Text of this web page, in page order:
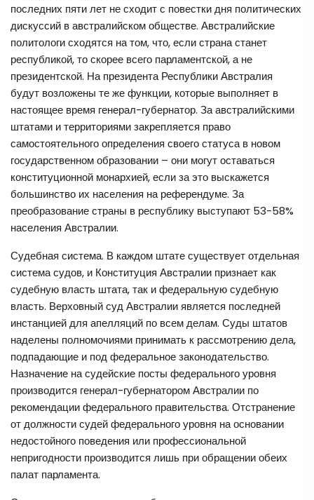
последних пяти лет не сходит с повестки дня политических
дискуссий в австралийском обществе. Австралийские
политологи сходятся на том, что, если страна станет
республикой, то скорее всего парламентской, а не
президентской. На президента Республики Австралия
будут возложены те же функции, которые выполняет в
настоящее время генерал-губернатор. За австралийскими
штатами и территориями закрепляется право
самостоятельного определения своего статуса в новом
государственном образовании – они могут оставаться
конституционной монархией, если за это выскажется
большинство их населения на референдуме. За
преобразование страны в республику выступают 53-58%
населения Австралии.
Судебная система. В каждом штате существует отдельная
система судов, и Конституция Австралии признает как
судебную власть штата, так и федеральную судебную
власть. Верховный суд Австралии является последней
инстанцией для апелляций по всем делам. Суды штатов
наделены полномочиями принимать к рассмотрению дела,
подпадающие и под федеральное законодательство.
Назначение на судейские посты федерального уровня
производится генерал-губернатором Австралии по
рекомендации федерального правительства. Отстранение
от должности судей федерального уровня на основании
недостойного поведения или профессиональной
непригодности производится лишь при обращении обеих
палат парламента.